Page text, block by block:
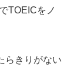
TOEICをノ
らきりがない